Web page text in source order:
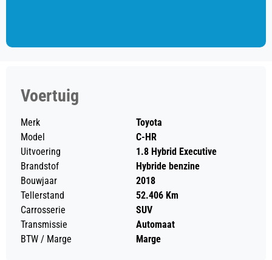
Voertuig
Merk
Toyota
Model
C-HR
Uitvoering
1.8 Hybrid Executive
Brandstof
Hybride benzine
Bouwjaar
2018
Tellerstand
52.406 Km
Carrosserie
SUV
Transmissie
Automaat
BTW / Marge
Marge